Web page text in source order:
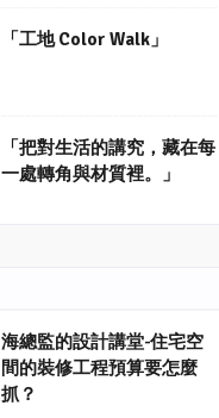
「工地 Color Walk」
「把對生活的講究，藏在每
一處轉角與材質裡。」
海總監的設計講堂-住宅空
間的裝修工程預算要怎麼
抓？